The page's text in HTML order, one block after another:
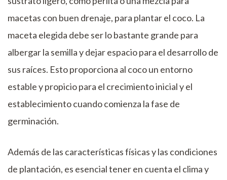
macetas con buen drenaje, para plantar el coco. La
maceta elegida debe ser lo bastante grande para
albergar la semilla y dejar espacio para el desarrollo de
sus raíces. Esto proporciona al coco un entorno
estable y propicio para el crecimiento inicial y el
establecimiento cuando comienza la fase de
germinación.
Además de las características físicas y las condiciones
de plantación, es esencial tener en cuenta el clima y